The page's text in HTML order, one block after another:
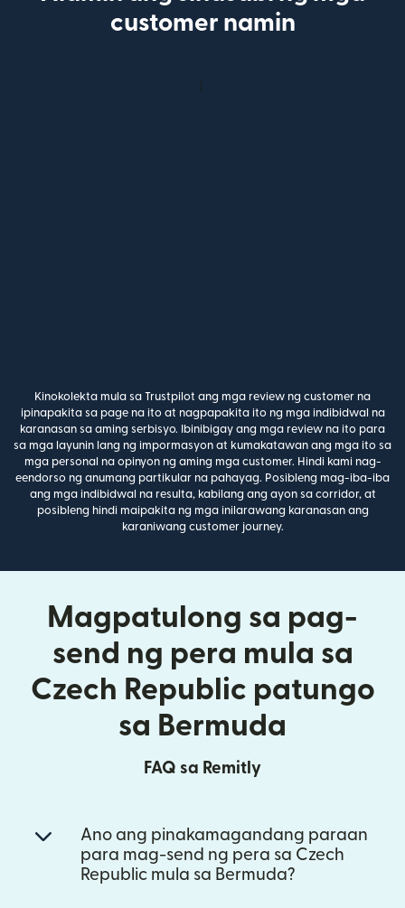
customer namin
Kinokolekta mula sa Trustpilot ang mga review ng customer na
ipinapakita sa page na ito at nagpapakita ito ng mga indibidwal na
karanasan sa aming serbisyo. Ibinibigay ang mga review na ito para
sa mga layunin lang ng impormasyon at kumakatawan ang mga ito sa
mga personal na opinyon ng aming mga customer. Hindi kami nag-
eendorso ng anumang partikular na pahayag. Posibleng mag-iba-iba
ang mga indibidwal na resulta, kabilang ang ayon sa corridor, at
posibleng hindi maipakita ng mga inilarawang karanasan ang
karaniwang customer journey.
Magpatulong sa pag-
send ng pera mula sa
Czech Republic patungo
sa Bermuda
FAQ sa Remitly
Ano ang pinakamagandang paraan
para mag-send ng pera sa Czech
Republic mula sa Bermuda?